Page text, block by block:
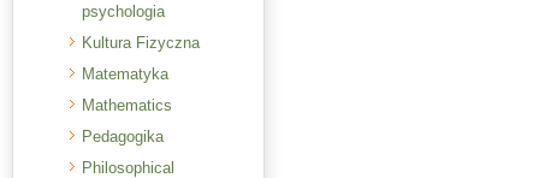
psychologia
Kultura Fizyczna
Matematyka
Mathematics
Pedagogika
Philosophical